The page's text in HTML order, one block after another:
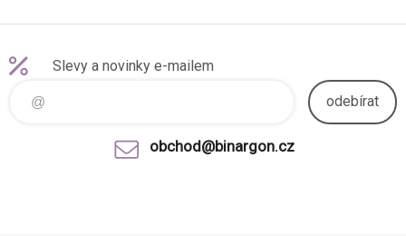
Slevy a novinky e-mailem
odebírat
obchod@binargon.cz